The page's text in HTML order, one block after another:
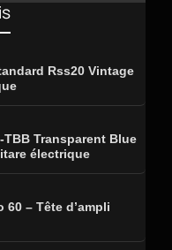
Rss20 Vintage
TBB Transparent Blue
électrique
60 – Tête d’ampli